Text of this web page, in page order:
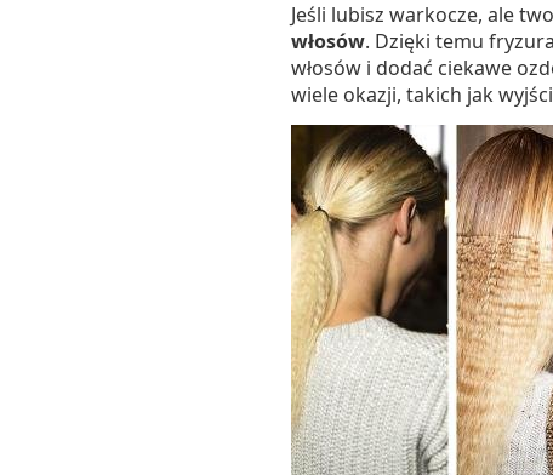
Jeśli lubisz warkocze, ale
włosów. Dzięki temu
włosów i dodać ciekawe
wiele okazji, takich jak